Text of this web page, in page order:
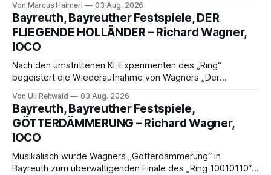
spannend und werkgetreu, getragen von starken Solisten,
eindrucksvollen Projektionen und einer klangvollen
musikalischen Leitung.
Von Marcus Haimerl 03 Aug. 2026
Bayreuth, Bayreuther Festspiele, DER
FLIEGENDE HOLLÄNDER – Richard Wagner,
IOCO
Nach den umstrittenen KI-Experimenten des „Ring“
begeistert die Wiederaufnahme von Wagners „Der
Musik und einem neuen Traumpaar: Elisabeth Teige und
Nicholas Brownlee sorgen für einen der Höhepunkte der
Bayreuther Festspiele 2026.
Von Uli Rehwald 03 Aug. 2026
Bayreuth, Bayreuther Festspiele,
GÖTTERDÄMMERUNG – Richard Wagner,
IOCO
Musikalisch wurde Wagners „Götterdämmerung“ in
Bayreuth zum überwältigenden Finale des „Ring 10010110“: